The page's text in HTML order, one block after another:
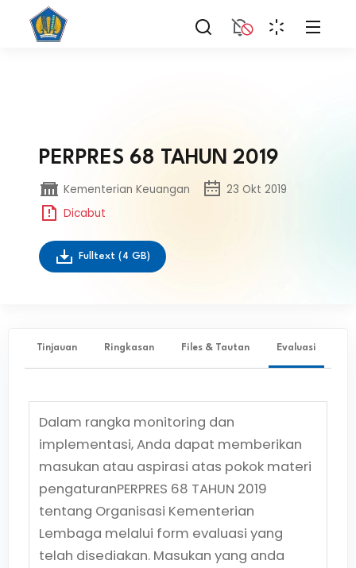
PERPRES 68 TAHUN 2019
Kementerian Keuangan
23 Okt 2019
Dicabut
Fulltext (4 GB)
Tinjauan Ringkasan Files & Tautan Evaluasi
Dalam rangka monitoring dan
implementasi, Anda dapat memberikan
masukan atau aspirasi atas pokok materi
pengaturanPERPRES 68 TAHUN 2019
tentang Organisasi Kementerian
Lembaga melalui form evaluasi yang
telah disediakan. Masukan yang anda